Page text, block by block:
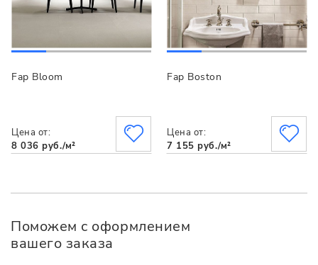
Fap Bloom
Цена от:
8 036 руб./м²
Fap Boston
Цена от:
7 155 руб./м²
Поможем с оформлением
вашего заказа